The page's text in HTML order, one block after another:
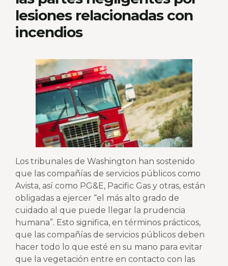
lesiones relacionadas con
incendios
Los tribunales de Washington han sostenido
que las compañías de servicios públicos como
Avista, así como PG&E, Pacific Gas y otras, están
obligadas a ejercer “el más alto grado de
cuidado al que puede llegar la prudencia
humana”. Esto significa, en términos prácticos,
que las compañías de servicios públicos deben
hacer todo lo que esté en su mano para evitar
que la vegetación entre en contacto con las